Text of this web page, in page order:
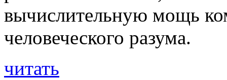
вычислительную мощь
человеческого разума.
читать